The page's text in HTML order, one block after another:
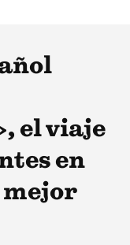
el viaje
en
mejor